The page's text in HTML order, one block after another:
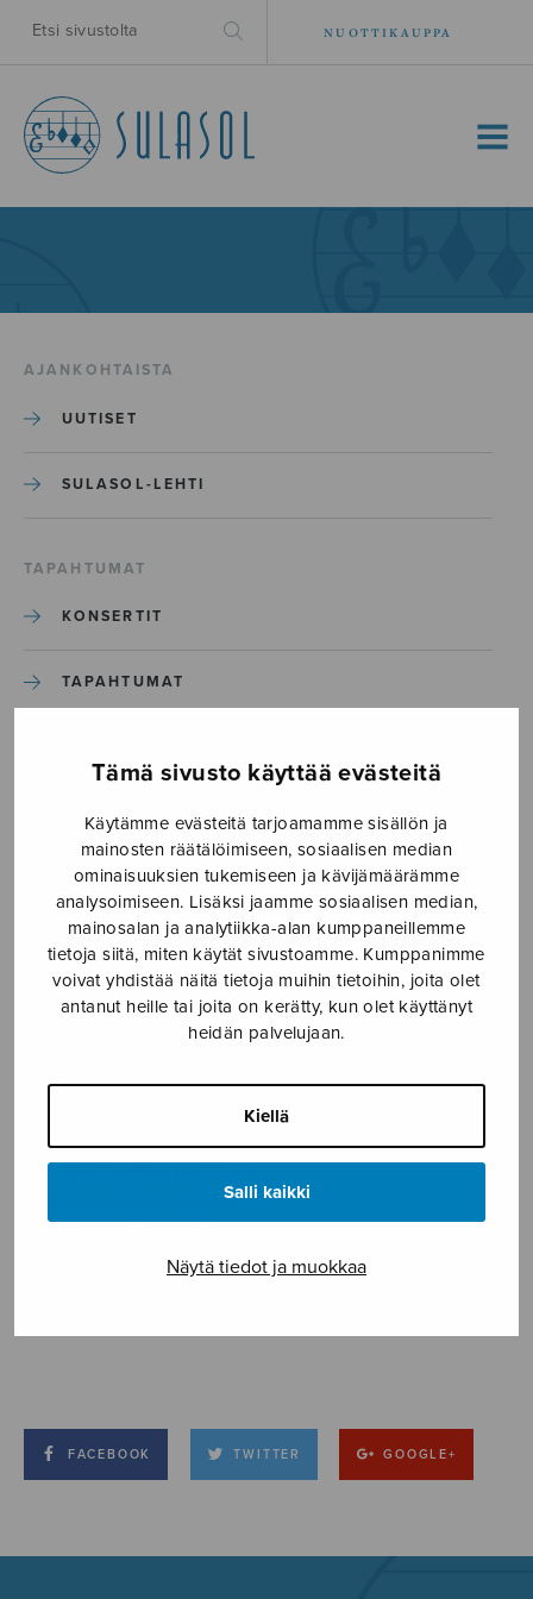
Tämä sivusto käyttää evästeitä
Käytämme evästeitä tarjoamamme sisällön ja
mainosten räätälöimiseen, sosiaalisen median
ominaisuuksien tukemiseen ja kävijämäärämme
analysoimiseen. Lisäksi jaamme sosiaalisen median,
mainosalan ja analytiikka-alan kumppaneillemme
tietoja siitä, miten käytät sivustoamme. Kumppanimme
voivat yhdistää näitä tietoja muihin tietoihin, joita olet
antanut heille tai joita on kerätty, kun olet käyttänyt
heidän palvelujaan.
Kiellä
Salli kaikki
Näytä tiedot ja muokkaa
NUOTTIKAUPPA
MENU
AJANKOHTAISTA
UUTISET
SULASOL-LEHTI
TAPAHTUMAT
KONSERTIT
TAPAHTUMAT
Etusivu › Media › Alleluia_JK
Alleluia_JK
31.3.2020
FACEBOOK TWITTER GOOGLE+